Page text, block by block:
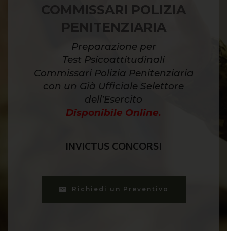
COMMISSARI POLIZIA
PENITENZIARIA
Preparazione per
Test Psicoattitudinali
Commissari Polizia Penitenziaria
con un Già Ufficiale Selettore
dell'Esercito
Disponibile Online.
INVICTUS CONCORSI
Richiedi un Preventivo